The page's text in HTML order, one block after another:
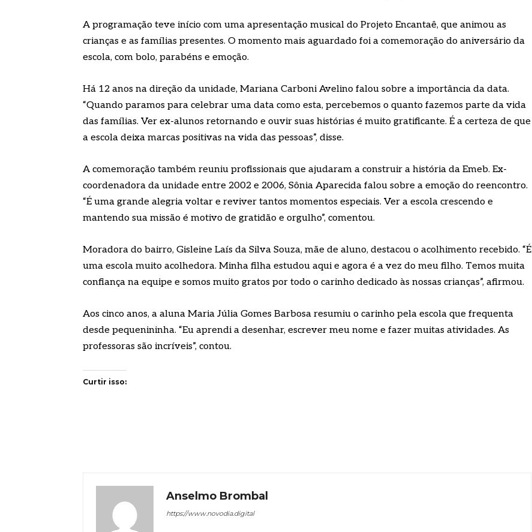
A programação teve início com uma apresentação musical do Projeto Encantaê, que animou as
crianças e as famílias presentes. O momento mais aguardado foi a comemoração do aniversário da
escola, com bolo, parabéns e emoção.
Há 12 anos na direção da unidade, Mariana Carboni Avelino falou sobre a importância da data.
“Quando paramos para celebrar uma data como esta, percebemos o quanto fazemos parte da vida
das famílias. Ver ex-alunos retornando e ouvir suas histórias é muito gratificante. É a certeza de que
a escola deixa marcas positivas na vida das pessoas”, disse.
A comemoração também reuniu profissionais que ajudaram a construir a história da Emeb. Ex-
coordenadora da unidade entre 2002 e 2006, Sônia Aparecida falou sobre a emoção do reencontro.
“É uma grande alegria voltar e reviver tantos momentos especiais. Ver a escola crescendo e
mantendo sua missão é motivo de gratidão e orgulho”, comentou.
Moradora do bairro, Gisleine Laís da Silva Souza, mãe de aluno, destacou o acolhimento recebido. “É
uma escola muito acolhedora. Minha filha estudou aqui e agora é a vez do meu filho. Temos muita
confiança na equipe e somos muito gratos por todo o carinho dedicado às nossas crianças”, afirmou.
Aos cinco anos, a aluna Maria Júlia Gomes Barbosa resumiu o carinho pela escola que frequenta
desde pequenininha. “Eu aprendi a desenhar, escrever meu nome e fazer muitas atividades. As
professoras são incríveis”, contou.
Curtir isso:
Anselmo Brombal
https://www.novodia.digital